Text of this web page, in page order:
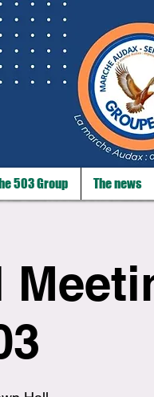
503 Group The news